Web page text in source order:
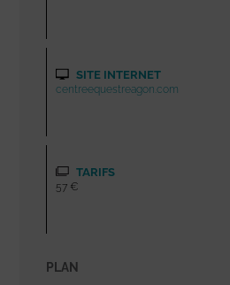
SITE INTERNET
centreequestreagon.com
TARIFS
57 €
PLAN